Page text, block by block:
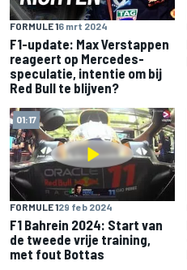
FORMULE 16 mrt 2024
F1-update: Max Verstappen
reageert op Mercedes-
speculatie, intentie om bij
Red Bull te blijven?
01:17
FORMULE 129 feb 2024
F1 Bahrein 2024: Start van
de tweede vrije training,
met fout Bottas